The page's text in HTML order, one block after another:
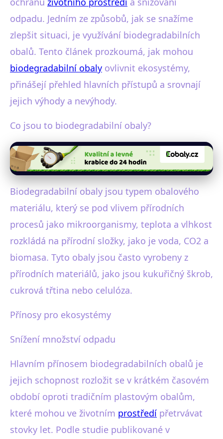
odpadu. Jedním ze způsobů, jak se snažíme
zlepšit situaci, je využívání biodegradabilních
obalů. Tento článek prozkoumá, jak mohou
biodegradabilní obaly ovlivnit ekosystémy,
přinášejí přehled hlavních přístupů a srovnají
jejich výhody a nevýhody.
Co jsou to biodegradabilní obaly?
Biodegradabilní obaly jsou typem obalového
materiálu, který se pod vlivem přírodních
procesů jako mikroorganismy, teplota a vlhkost
rozkládá na přírodní složky, jako je voda, CO2 a
biomasa. Tyto obaly jsou často vyrobeny z
přírodních materiálů, jako jsou kukuřičný škrob,
cukrová třtina nebo celulóza.
Přínosy pro ekosystémy
Snížení množství odpadu
Hlavním přínosem biodegradabilních obalů je
jejich schopnost rozložit se v krátkém časovém
období oproti tradičním plastovým obalům,
které mohou ve životním prostředí přetrvávat
stovky let. Podle studie publikované v